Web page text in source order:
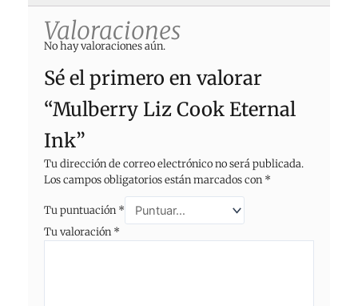
Valoraciones
No hay valoraciones aún.
Sé el primero en valorar
“Mulberry Liz Cook Eternal
Ink”
Tu dirección de correo electrónico no será publicada.
Los campos obligatorios están marcados con *
Tu puntuación *
Tu valoración *